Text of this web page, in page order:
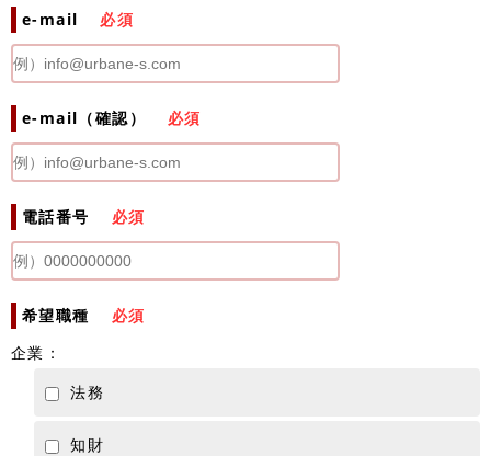
e-mail 必須
e-mail（確認） 必須
電話番号 必須
希望職種
必須
企業：
法務
知財